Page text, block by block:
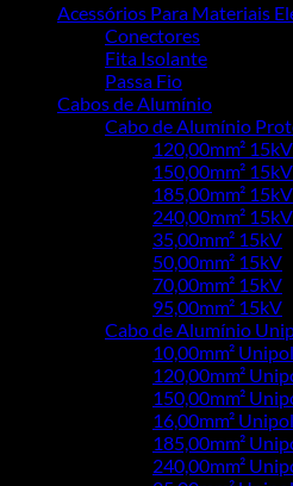
Acessórios Para Materiais
Conectores
Fita Isolante
Passa Fio
Cabos de Alumínio
Cabo de Alumínio
120,00mm² 15kV
150,00mm² 15kV
185,00mm² 15kV
240,00mm² 15kV
35,00mm² 15kV
50,00mm² 15kV
70,00mm² 15kV
95,00mm² 15kV
Cabo de Alumínio
10,00mm²
120,00mm²
150,00mm²
16,00mm²
185,00mm²
240,00mm²